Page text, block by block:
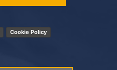
Cookie Policy